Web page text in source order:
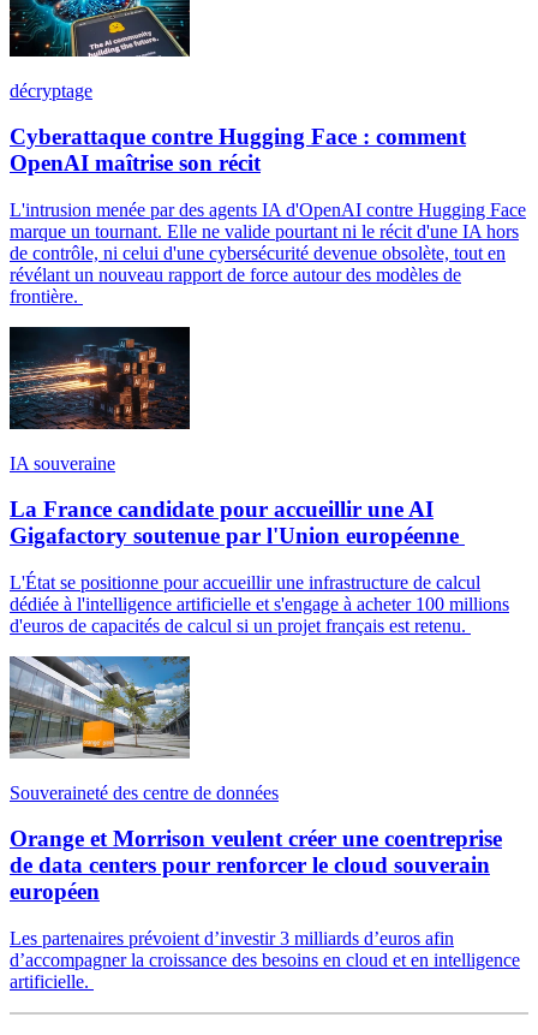
décryptage
Cyberattaque contre Hugging Face : comment
OpenAI maîtrise son récit
L'intrusion menée par des agents IA d'OpenAI contre Hugging Face
marque un tournant. Elle ne valide pourtant ni le récit d'une IA hors
de contrôle, ni celui d'une cybersécurité devenue obsolète, tout en
révélant un nouveau rapport de force autour des modèles de
frontière.
IA souveraine
La France candidate pour accueillir une AI
Gigafactory soutenue par l'Union européenne
L'État se positionne pour accueillir une infrastructure de calcul
dédiée à l'intelligence artificielle et s'engage à acheter 100 millions
d'euros de capacités de calcul si un projet français est retenu.
Souveraineté des centre de données
Orange et Morrison veulent créer une coentreprise
de data centers pour renforcer le cloud souverain
européen
Les partenaires prévoient d’investir 3 milliards d’euros afin
d’accompagner la croissance des besoins en cloud et en intelligence
artificielle.